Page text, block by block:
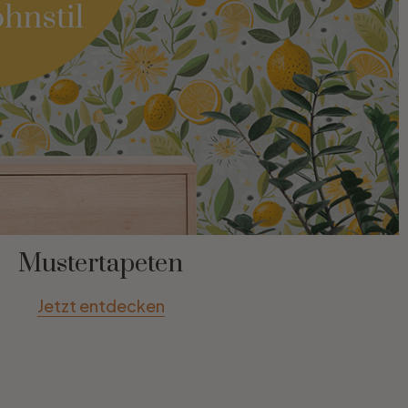
Mustertapeten
Jetzt entdecken